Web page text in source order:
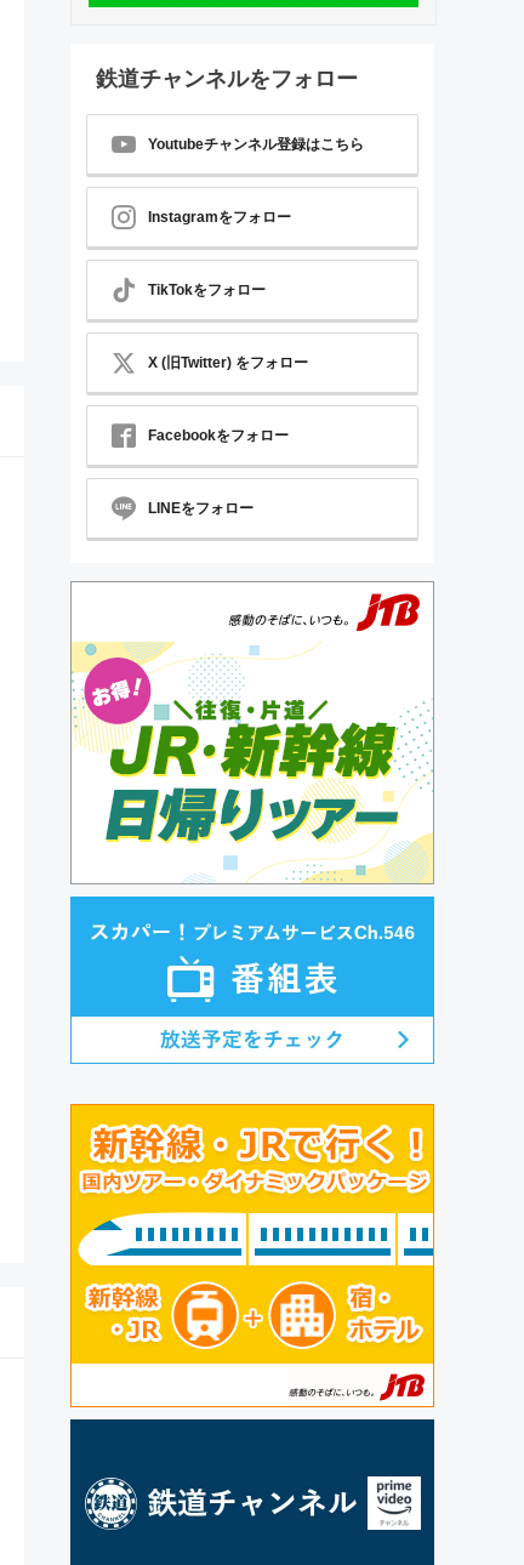
鉄道チャンネルをフォロー
Youtubeチャンネル登録はこちら
Instagramをフォロー
TikTokをフォロー
X (旧Twitter) をフォロー
Facebookをフォロー
LINEをフォロー